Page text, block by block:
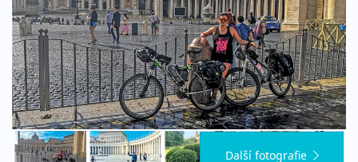
Další fotografie